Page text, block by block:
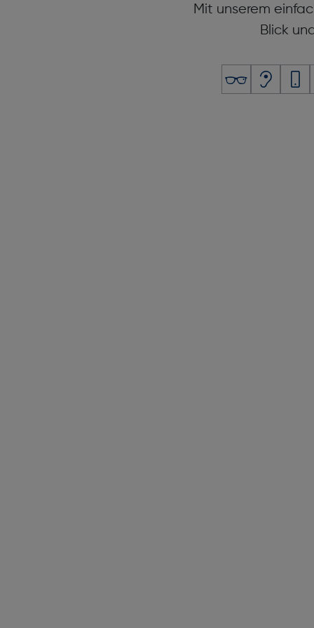
Mit unserem
Blick